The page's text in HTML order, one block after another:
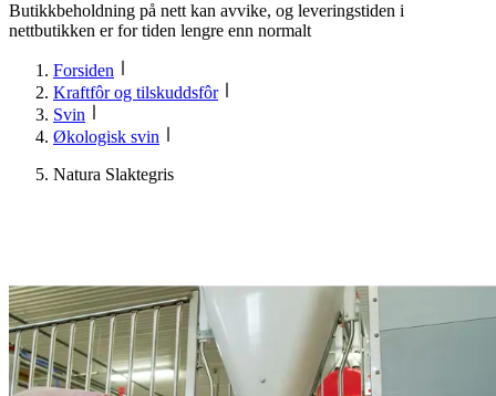
Butikkbeholdning på nett kan avvike, og leveringstiden i
nettbutikken er for tiden lengre enn normalt
Forsiden
Kraftfôr og tilskuddsfôr
Svin
Økologisk svin
Natura Slaktegris